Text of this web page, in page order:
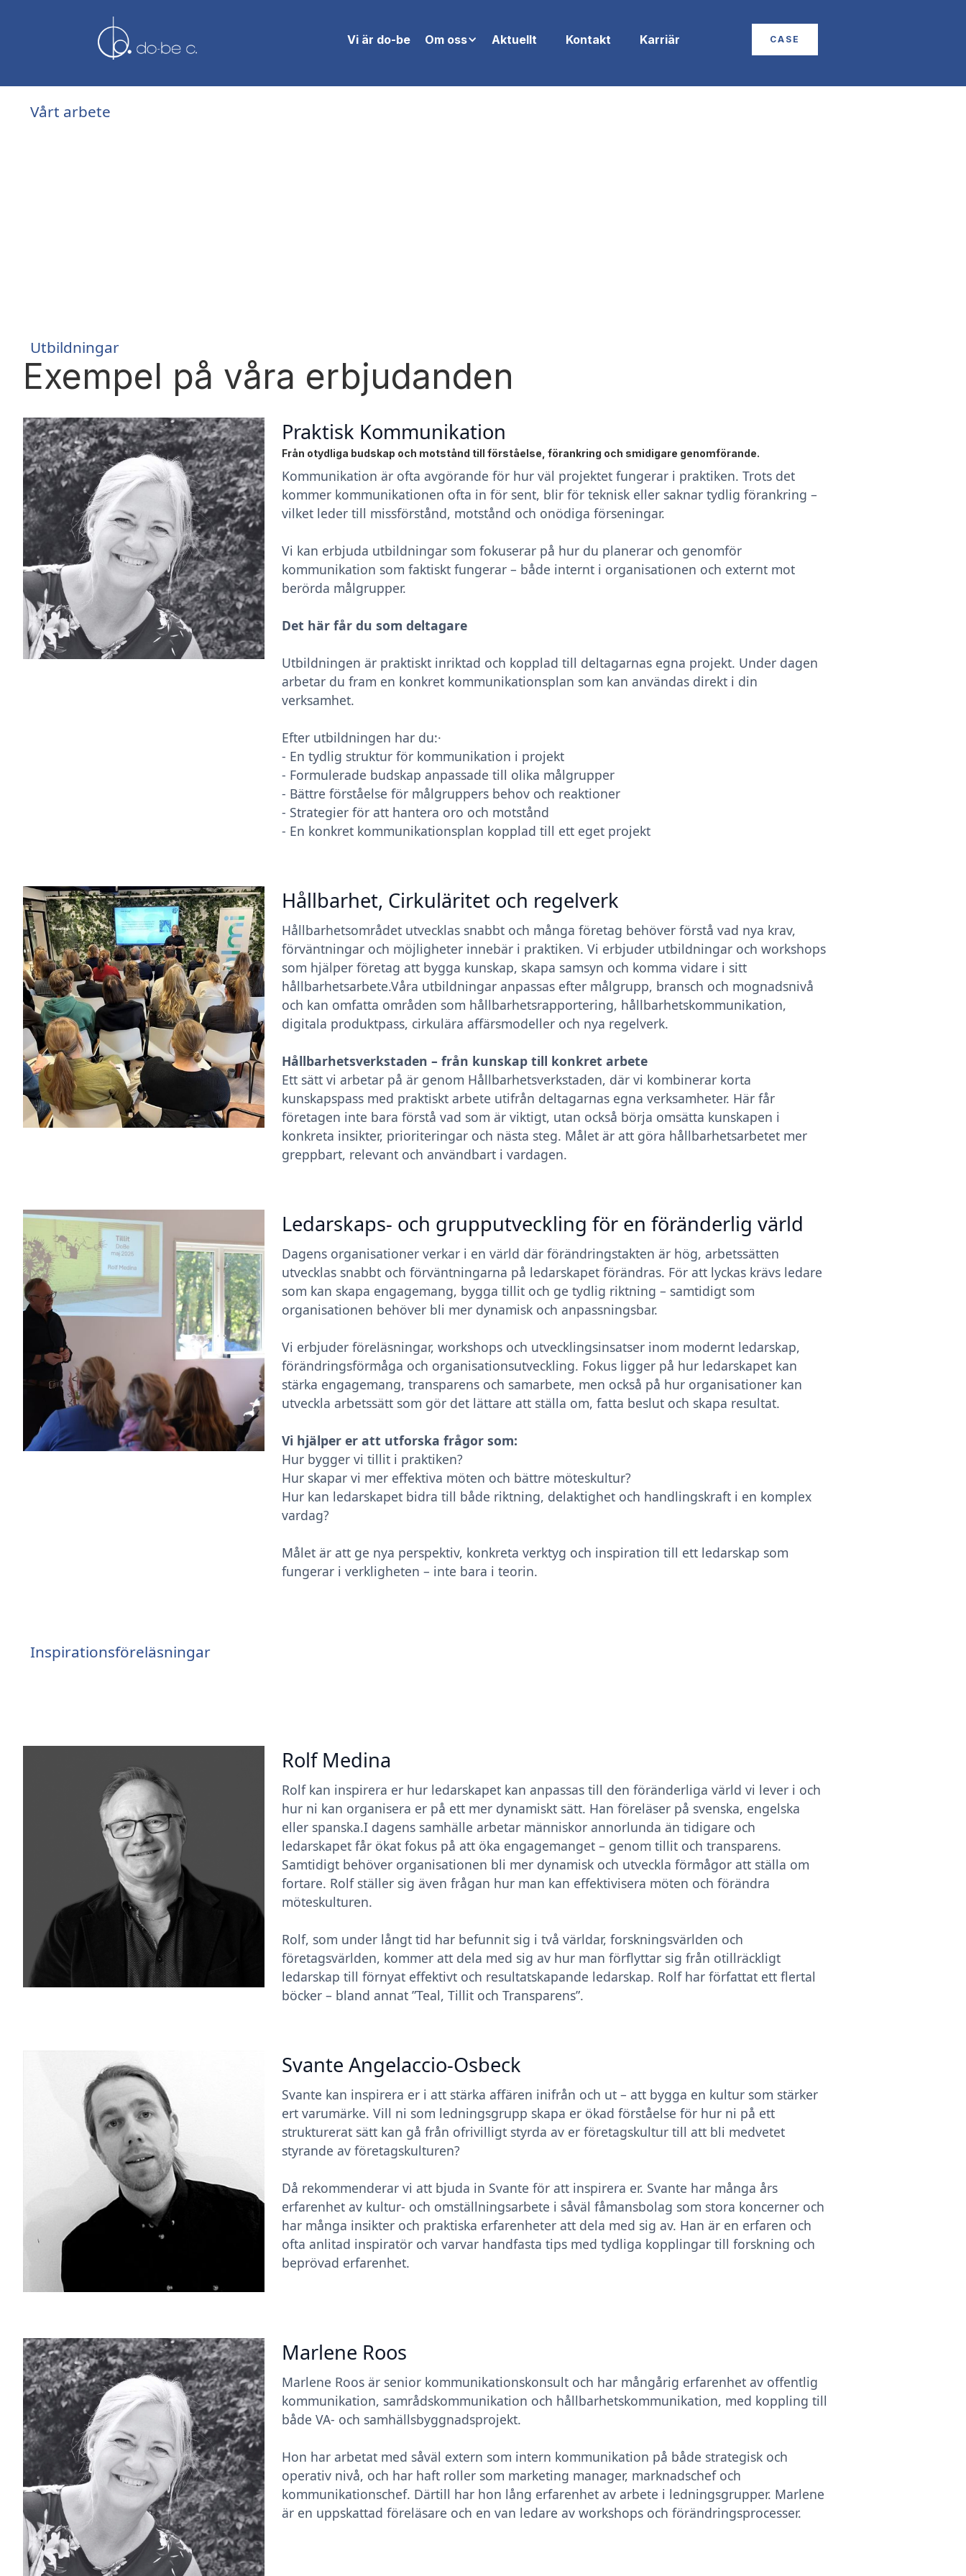
Vi är do-be Om oss Aktuellt Kontakt Karriär CASE
Vårt arbete
Utbildningar
Exempel på våra erbjudanden
Praktisk Kommunikation
Från otydliga budskap och motstånd till förståelse, förankring och smidigare genomförande.
Kommunikation är ofta avgörande för hur väl projektet fungerar i praktiken. Trots det
kommer kommunikationen ofta in för sent, blir för teknisk eller saknar tydlig förankring –
vilket leder till missförstånd, motstånd och onödiga förseningar.
Vi kan erbjuda utbildningar som fokuserar på hur du planerar och genomför
kommunikation som faktiskt fungerar – både internt i organisationen och externt mot
berörda målgrupper.
Det här får du som deltagare
Utbildningen är praktiskt inriktad och kopplad till deltagarnas egna projekt. Under dagen
arbetar du fram en konkret kommunikationsplan som kan användas direkt i din
verksamhet.
Efter utbildningen har du:·
- En tydlig struktur för kommunikation i projekt
- Formulerade budskap anpassade till olika målgrupper
- Bättre förståelse för målgruppers behov och reaktioner
- Strategier för att hantera oro och motstånd
- En konkret kommunikationsplan kopplad till ett eget projekt
Hållbarhet, Cirkuläritet och regelverk
Hållbarhetsområdet utvecklas snabbt och många företag behöver förstå vad nya krav,
förväntningar och möjligheter innebär i praktiken. Vi erbjuder utbildningar och workshops
som hjälper företag att bygga kunskap, skapa samsyn och komma vidare i sitt
hållbarhetsarbete.Våra utbildningar anpassas efter målgrupp, bransch och mognadsnivå
och kan omfatta områden som hållbarhetsrapportering, hållbarhetskommunikation,
digitala produktpass, cirkulära affärsmodeller och nya regelverk.
Hållbarhetsverkstaden – från kunskap till konkret arbete
Ett sätt vi arbetar på är genom Hållbarhetsverkstaden, där vi kombinerar korta
kunskapspass med praktiskt arbete utifrån deltagarnas egna verksamheter. Här får
företagen inte bara förstå vad som är viktigt, utan också börja omsätta kunskapen i
konkreta insikter, prioriteringar och nästa steg. Målet är att göra hållbarhetsarbetet mer
greppbart, relevant och användbart i vardagen.
Ledarskaps- och grupputveckling för en föränderlig värld
Dagens organisationer verkar i en värld där förändringstakten är hög, arbetssätten
utvecklas snabbt och förväntningarna på ledarskapet förändras. För att lyckas krävs ledare
som kan skapa engagemang, bygga tillit och ge tydlig riktning – samtidigt som
organisationen behöver bli mer dynamisk och anpassningsbar.
Vi erbjuder föreläsningar, workshops och utvecklingsinsatser inom modernt ledarskap,
förändringsförmåga och organisationsutveckling. Fokus ligger på hur ledarskapet kan
stärka engagemang, transparens och samarbete, men också på hur organisationer kan
utveckla arbetssätt som gör det lättare att ställa om, fatta beslut och skapa resultat.
Vi hjälper er att utforska frågor som:
Hur bygger vi tillit i praktiken?
Hur skapar vi mer effektiva möten och bättre möteskultur?
Hur kan ledarskapet bidra till både riktning, delaktighet och handlingskraft i en komplex
vardag?
Målet är att ge nya perspektiv, konkreta verktyg och inspiration till ett ledarskap som
fungerar i verkligheten – inte bara i teorin.
Inspirationsföreläsningar
Rolf Medina
Rolf kan inspirera er hur ledarskapet kan anpassas till den föränderliga värld vi lever i och
hur ni kan organisera er på ett mer dynamiskt sätt. Han föreläser på svenska, engelska
eller spanska.I dagens samhälle arbetar människor annorlunda än tidigare och
ledarskapet får ökat fokus på att öka engagemanget – genom tillit och transparens.
Samtidigt behöver organisationen bli mer dynamisk och utveckla förmågor att ställa om
fortare. Rolf ställer sig även frågan hur man kan effektivisera möten och förändra
möteskulturen.
Rolf, som under långt tid har befunnit sig i två världar, forskningsvärlden och
företagsvärlden, kommer att dela med sig av hur man förflyttar sig från otillräckligt
ledarskap till förnyat effektivt och resultatskapande ledarskap. Rolf har författat ett flertal
böcker – bland annat ”Teal, Tillit och Transparens”.
Svante Angelaccio-Osbeck
Svante kan inspirera er i att stärka affären inifrån och ut – att bygga en kultur som stärker
ert varumärke. Vill ni som ledningsgrupp skapa er ökad förståelse för hur ni på ett
strukturerat sätt kan gå från ofrivilligt styrda av er företagskultur till att bli medvetet
styrande av företagskulturen?
Då rekommenderar vi att bjuda in Svante för att inspirera er. Svante har många års
erfarenhet av kultur- och omställningsarbete i såväl fåmansbolag som stora koncerner och
har många insikter och praktiska erfarenheter att dela med sig av. Han är en erfaren och
ofta anlitad inspiratör och varvar handfasta tips med tydliga kopplingar till forskning och
beprövad erfarenhet.
Marlene Roos
Marlene Roos är senior kommunikationskonsult och har mångårig erfarenhet av offentlig
kommunikation, samrådskommunikation och hållbarhetskommunikation, med koppling till
både VA- och samhällsbyggnadsprojekt.
Hon har arbetat med såväl extern som intern kommunikation på både strategisk och
operativ nivå, och har haft roller som marketing manager, marknadschef och
kommunikationschef. Därtill har hon lång erfarenhet av arbete i ledningsgrupper. Marlene
är en uppskattad föreläsare och en van ledare av workshops och förändringsprocesser.